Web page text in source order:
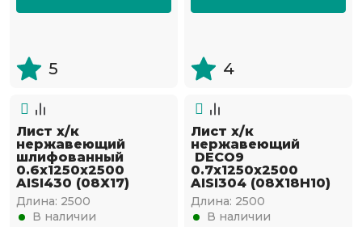
5 4
Лист х/к
нержавеющий
шлифованный
0.6х1250х2500
AISI430 (08Х17)
Длина: 2500
В наличии
Лист х/к
нержавеющий
DECO9
0.7х1250х2500
AISI304 (08Х18Н10)
Длина: 2500
В наличии